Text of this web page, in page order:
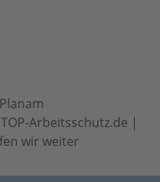
Arbeitsschutz.de |
wir weiter